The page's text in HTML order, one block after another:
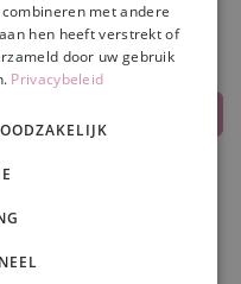
of korting
met andere
hen heeft verstrekt of
door uw gebruik
Privacybeleid